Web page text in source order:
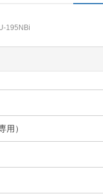
195NBi
用）